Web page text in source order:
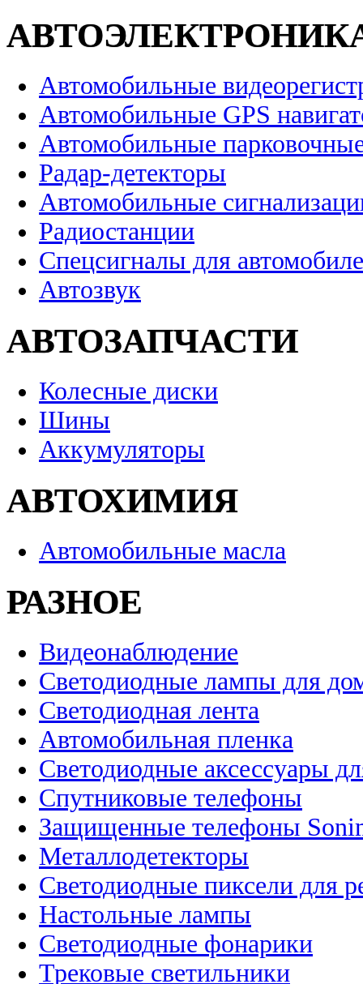
Автомобильные
Автомобильные GPS
Автомобильные
Радар-детекторы
Автомобильные
Радиостанции
Спецсигналы для
Автозвук
АВТОЗАПЧАСТИ
Колесные диски
Шины
Аккумуляторы
АВТОХИМИЯ
Автомобильные масла
РАЗНОЕ
Видеонаблюдение
Светодиодные лампы для
Светодиодная лента
Автомобильная пленка
Светодиодные аксессуары
Спутниковые телефоны
Защищенные телефоны
Металлодетекторы
Светодиодные пиксели для
Настольные лампы
Светодиодные фонарики
Трековые светильники